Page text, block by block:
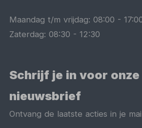
Maandag t/m vrijdag:08:00 -
Zaterdag:08:30 -12:30
Schrijf je in voor onze
nieuwsbrief
Ontvang de laatste acties in je